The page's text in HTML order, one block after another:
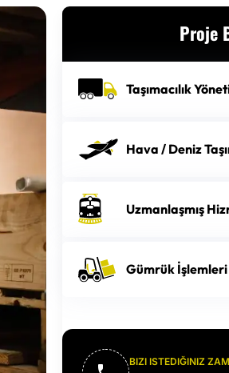
Proje
Taşımacılık
Hava / Deniz
Uzmanlaşmış
Gümrük İşlemleri
BIZI ISTEDIĞINIZ